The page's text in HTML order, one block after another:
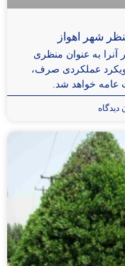
شهر اهواز
آنرا به عنوان منظری
عملکردی صرف،
خواهد شد.
دیدگاه